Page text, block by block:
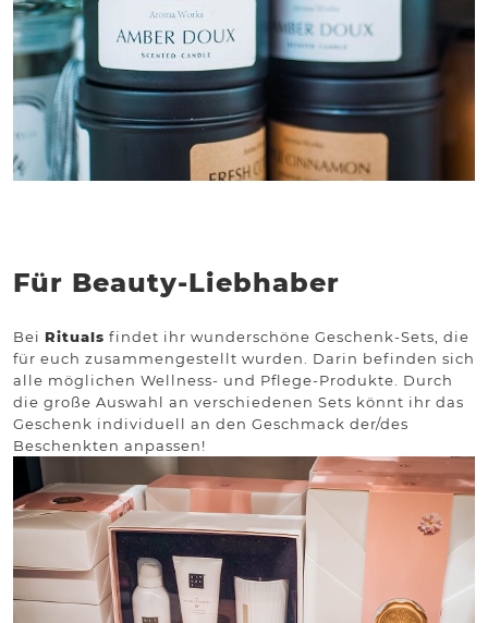
Für Beauty-Liebhaber
Bei Rituals findet ihr wunderschöne Geschenk-Sets, die
für euch zusammengestellt wurden. Darin befinden sich
alle möglichen Wellness- und Pflege-Produkte. Durch
die große Auswahl an verschiedenen Sets könnt ihr das
Geschenk individuell an den Geschmack der/des
Beschenkten anpassen!